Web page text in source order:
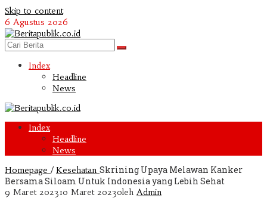
Skip to content
6 Agustus 2026
Index
Headline
News
Index
Headline
News
Homepage /Kesehatan Skrining Upaya Melawan Kanker
Bersama Siloam Untuk Indonesia yang Lebih Sehat
9 Maret 202310 Maret 2023oleh Admin